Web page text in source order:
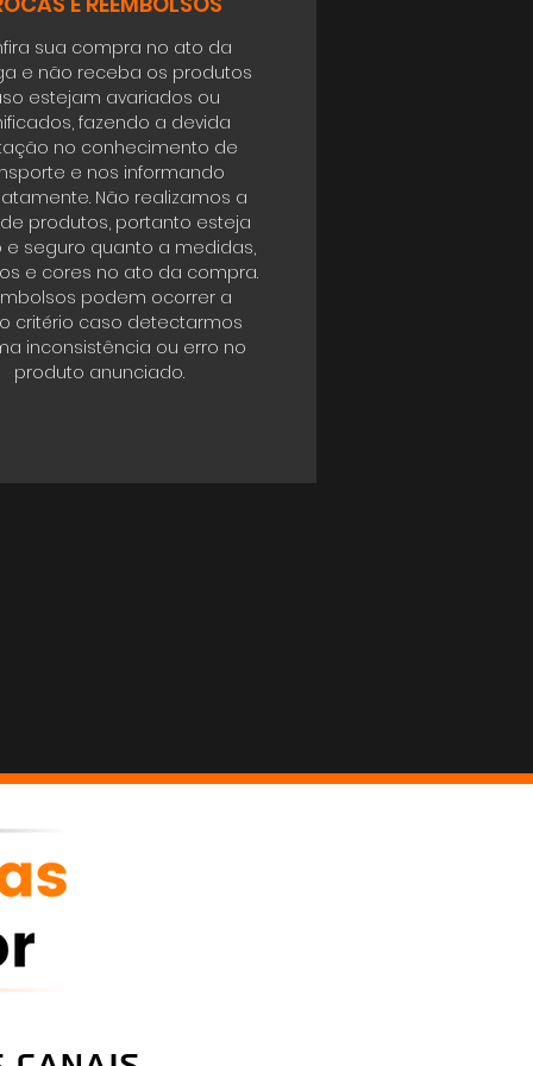
sua compra no ato da
e não receba os produtos
estejam avariados ou
fazendo a devida
no conhecimento de
e nos informando
Não realizamos a
produtos, portanto esteja
e seguro quanto a medidas,
e cores no ato da compra.
podem ocorrer a
critério caso detectarmos
inconsistência ou erro no
produto anunciado.